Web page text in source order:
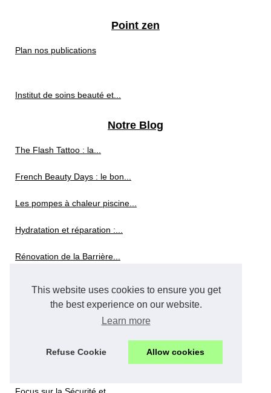
This website uses cookies to ensure you get
the best experience on our website.
Learn more
Refuse Cookie Allow cookies
Point zen
Plan nos publications
Institut de soins beauté et...
Notre Blog
The Flash Tattoo : la...
French Beauty Days : le bon...
Les pompes à chaleur piscine...
Hydratation et réparation :...
Rénovation de la Barrière...
Palette de maquillage...
Notre institut